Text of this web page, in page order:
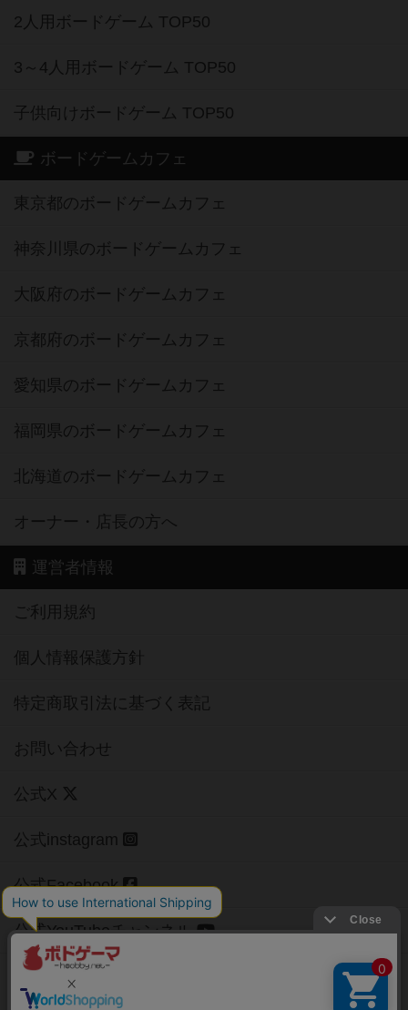
2人用ボードゲーム TOP50
3～4人用ボードゲーム TOP50
子供向けボードゲーム TOP50
ボードゲームカフェ
東京都のボードゲームカフェ
神奈川県のボードゲームカフェ
大阪府のボードゲームカフェ
京都府のボードゲームカフェ
愛知県のボードゲームカフェ
福岡県のボードゲームカフェ
北海道のボードゲームカフェ
オーナー・店長の方へ
運営者情報
ご利用規約
個人情報保護方針
特定商取引法に基づく表記
お問い合わせ
公式X
公式instagram
公式Facebook
公式YouTubeチャンネル